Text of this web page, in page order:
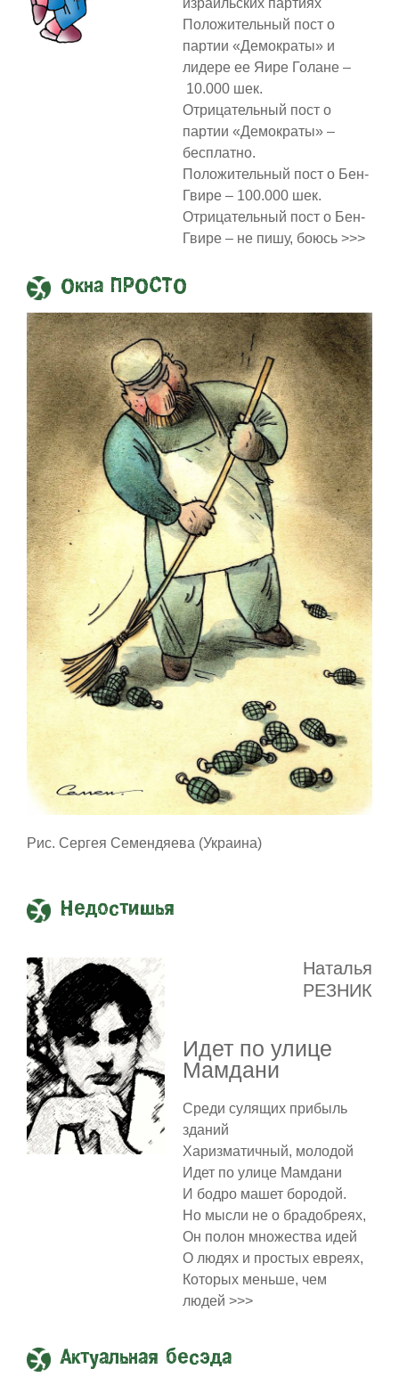
израильских партиях
Положительный пост о
партии «Демократы» и
лидере ее Яире Голане –
10.000 шек.
Отрицательный пост о
партии «Демократы» –
бесплатно.
Положительный пост о Бен-
Гвире – 100.000 шек.
Отрицательный пост о Бен-
Гвире – не пишу, боюсь >>>
Окна ПРОСТО
Рис. Сергея Семендяева (Украина)
Недостишья
Наталья
РЕЗНИК
Идет по улице
Мамдани
Среди сулящих прибыль
зданий
Харизматичный, молодой
Идет по улице Мамдани
И бодро машет бородой.
Но мысли не о брадобреях,
Он полон множества идей
О людях и простых евреях,
Которых меньше, чем
людей >>>
Актуальная бесэда